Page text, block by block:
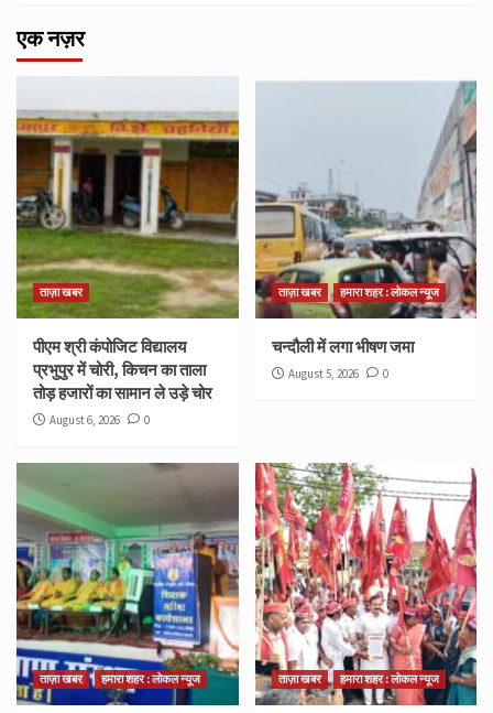
एक नज़र
ताज़ा खबर
पीएम श्री कंपोजिट विद्यालय
प्रभुपुर में चोरी, किचन का ताला
तोड़ हजारों का सामान ले उड़े चोर
August 6, 2026 0
ताज़ा खबर हमारा शहर : लोकल न्यूज
चन्दौली में लगा भीषण जमा
August 5, 2026 0
ताज़ा खबर हमारा शहर : लोकल न्यूज ताज़ा खबर हमारा शहर : लोकल न्यूज